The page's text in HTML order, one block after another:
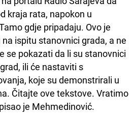
kraja rata, napokon u
gdje pripadaju. Ovo je
ispitu stanovnici grada, a ne
se pokazati da li su stanovnici
ili će nastaviti s
koje su demonstrirali u
Čitajte ove tekstove. Vratimo
je Mehmedinović.